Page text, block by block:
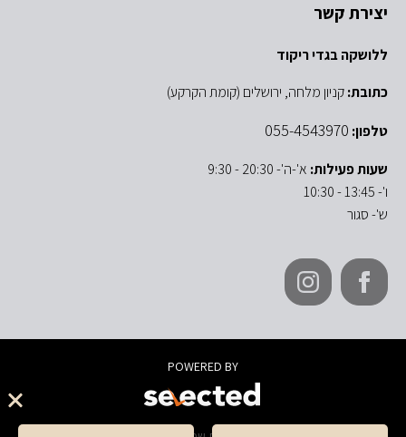
יצירת קשר
ללושקה בגדי ריקוד
כתובת:קניון מלחה, ירושלים (קומת הקרקע)
טלפון: 055-4543970
שעות פעילות: א'-ה'- 20:30 - 9:30
ו'- 13:45 - 10:30
ש'- סגור
POWERED BY